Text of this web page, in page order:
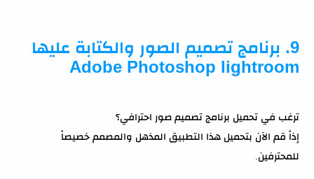
9. برنامج تصميم الصور والكتابة عليها
Adobe Photoshop lightroom
ترغب في تحميل برنامج تصميم صور احترافي؟
إذاً قم الآن بتحميل هذا التطبيق المذهل والمصمم خصيصاً
للمحترفين.